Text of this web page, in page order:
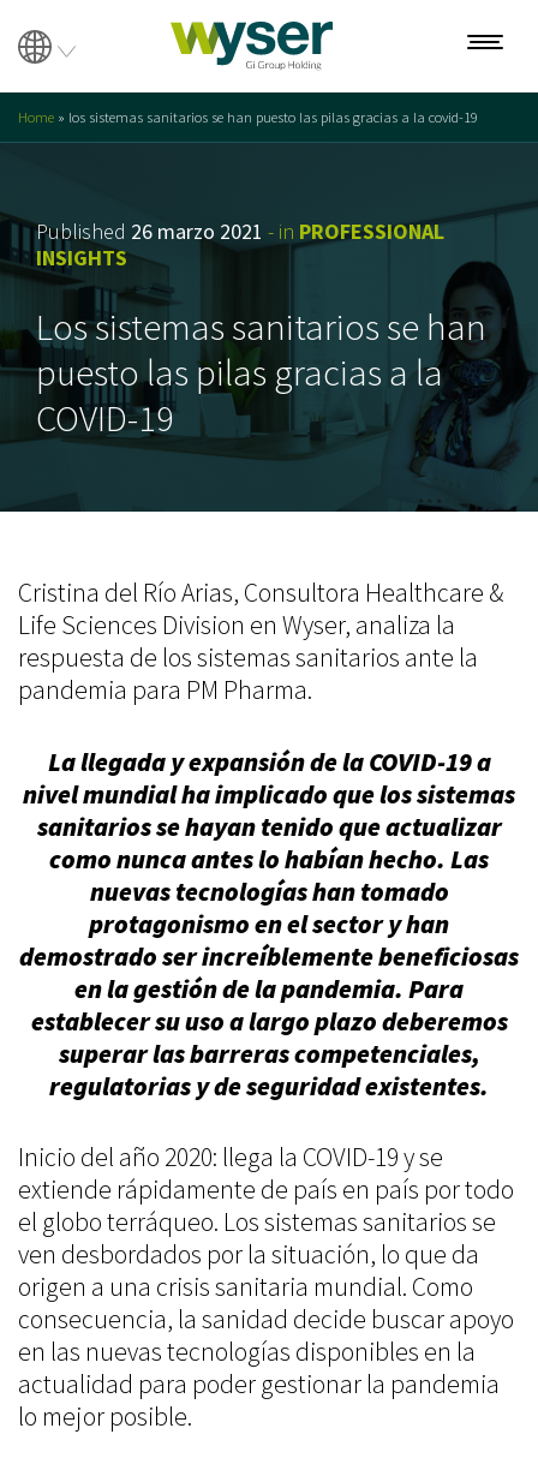
Home » los sistemas sanitarios se han puesto las pilas gracias a la covid-19
Nuestro equipo
Servicios
Búsqueda
Evaluación
Transformación
News
Contacto
Únete a Wyser
LINKEDIN
Published 26 marzo 2021 - in PROFESSIONAL
INSIGHTS
Los sistemas sanitarios se han
puesto las pilas gracias a la
COVID-19
Cristina del Río Arias, Consultora Healthcare &
Life Sciences Division en Wyser, analiza la
respuesta de los sistemas sanitarios ante la
pandemia para PM Pharma.
La llegada y expansión de la COVID-19 a
nivel mundial ha implicado que los sistemas
sanitarios se hayan tenido que actualizar
como nunca antes lo habían hecho. Las
nuevas tecnologías han tomado
protagonismo en el sector y han
demostrado ser increíblemente beneficiosas
en la gestión de la pandemia. Para
establecer su uso a largo plazo deberemos
superar las barreras competenciales,
regulatorias y de seguridad existentes.
Inicio del año 2020: llega la COVID-19 y se
extiende rápidamente de país en país por todo
el globo terráqueo. Los sistemas sanitarios se
ven desbordados por la situación, lo que da
origen a una crisis sanitaria mundial. Como
consecuencia, la sanidad decide buscar apoyo
en las nuevas tecnologías disponibles en la
actualidad para poder gestionar la pandemia
lo mejor posible.